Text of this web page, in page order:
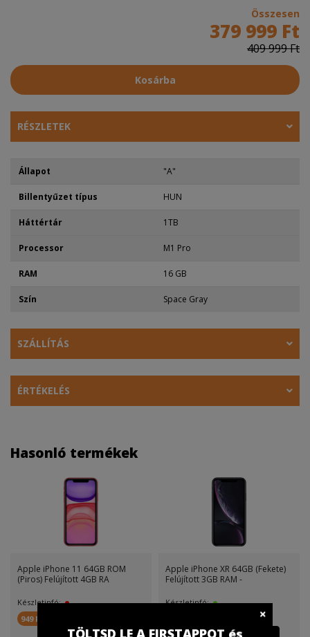
Összesen
379 999 Ft
409 999 Ft
Kosárba
RÉSZLETEK
Állapot "A"
Billentyűzet típus HUN
Háttértár 1TB
Processor M1 Pro
RAM 16 GB
Szín Space Gray
SZÁLLÍTÁS
ÉRTÉKELÉS
Hasonló termékek
Apple iPhone 11 64GB ROM
(Piros) Felújított 4GB RA
Készletinfó:
949 FirstPont
Apple iPhone XR 64GB (Fekete)
Felújított 3GB RAM -
Készletinfó:
TÖLTSD LE A FIRSTAPPOT és